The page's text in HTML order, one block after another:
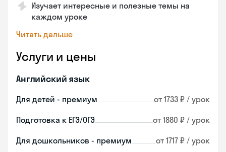
Изучает интересные и полезные темы на
каждом уроке
Читать дальше
Услуги и цены
Английский язык
Для детей - премиум от 1733 ₽ / урок
Подготовка к ЕГЭ/ОГЭ от 1880 ₽ / урок
Для дошкольников - премиум от 1717 ₽ / урок